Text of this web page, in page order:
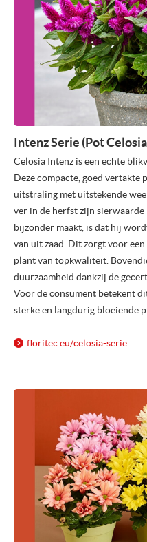
Intenz Serie (Pot
Celosia Intenz is een echte
Deze compacte, goed vertakte
uitstraling met uitstekende
ver in de herfst zijn
bijzonder maakt, is dat hij
van uit zaad. Dit zorgt voor
plant van topkwaliteit.
duurzaamheid dankzij de
Voor de consument betekent
sterke en langdurig bloeiende
floritec.eu/celosia-serie